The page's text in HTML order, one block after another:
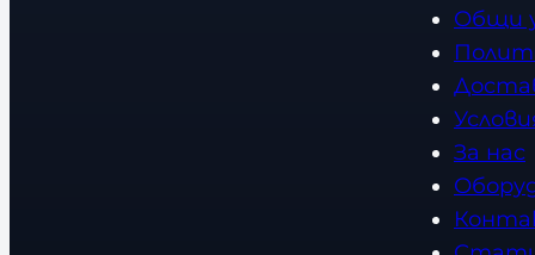
Общи
За нас